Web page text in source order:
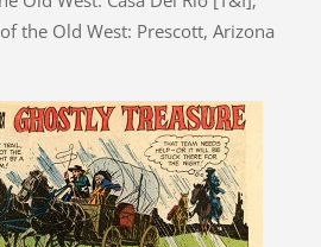
the Old West: Prescott, Arizona